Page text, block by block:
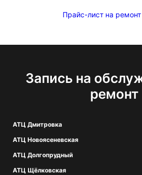
Прайс-лист на
Запись на
ремонт
АТЦ Дмитровка
АТЦ Новоясеневская
АТЦ Долгопрудный
АТЦ Щёлковская